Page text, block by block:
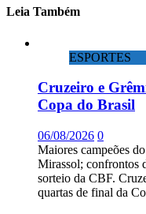
Leia Também
ESPORTES
Cruzeiro e
Copa do Brasil
06/08/2026 0
Maiores campeões
Mirassol; confrontos
sorteio da CBF.
quartas de final da